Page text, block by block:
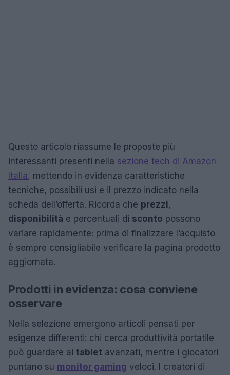
Questo articolo riassume le proposte più
interessanti presenti nella sezione tech di Amazon
Italia, mettendo in evidenza caratteristiche
tecniche, possibili usi e il prezzo indicato nella
scheda dell’offerta. Ricorda che prezzi,
disponibilità e percentuali di sconto possono
variare rapidamente: prima di finalizzare l’acquisto
è sempre consigliabile verificare la pagina prodotto
aggiornata.
Prodotti in evidenza: cosa conviene
osservare
Nella selezione emergono articoli pensati per
esigenze differenti: chi cerca produttività portatile
può guardare ai tablet avanzati, mentre i giocatori
puntano su monitor gaming veloci. I creatori di